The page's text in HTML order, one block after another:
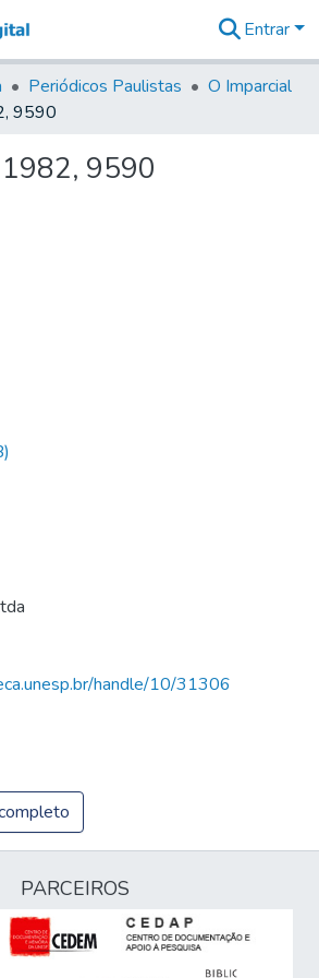
&
Coleções
Tudo na
Digital
Entrar
Periódicos Paulistas
O Imparcial
9590
9590
handle/10/31306
PARCEIROS